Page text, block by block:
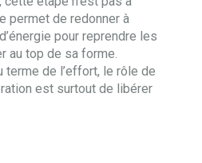
permet de redonner à
pour reprendre les
au top de sa forme.
terme de l’effort, le rôle de
est surtout de libérer